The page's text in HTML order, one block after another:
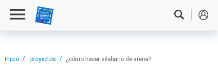
Inicio proyectos ¿cómo hacer silabario de arena?